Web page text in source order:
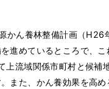
ん養林整備計画（H26
進めているところで、こ
上流域関係市町村と候補
また、かん養効果を高